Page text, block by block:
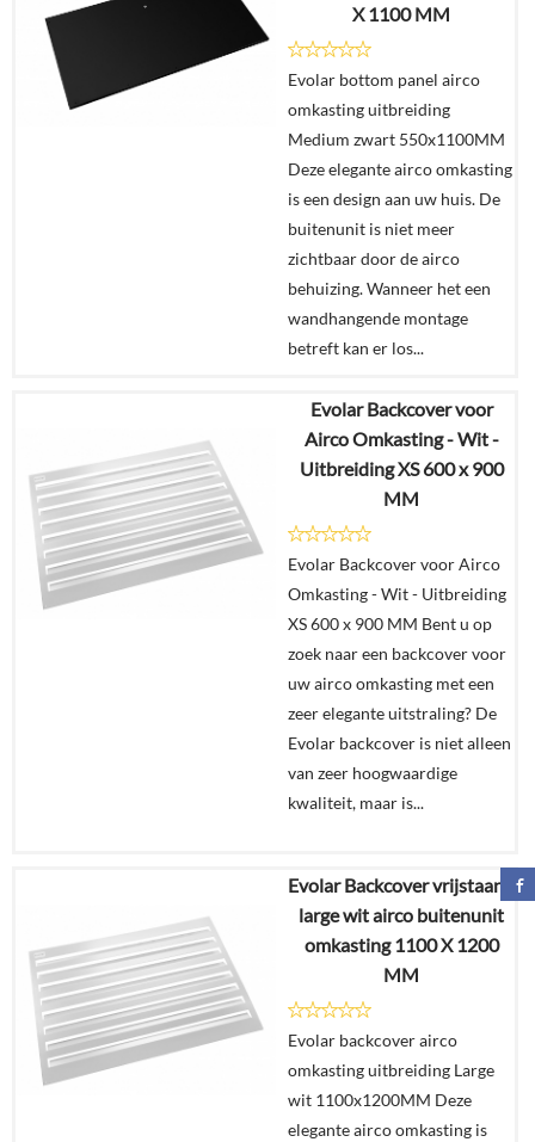
X 1100 MM
Evolar bottom panel airco
omkasting uitbreiding
Medium zwart 550x1100MM
Deze elegante airco omkasting
is een design aan uw huis. De
buitenunit is niet meer
zichtbaar door de airco
behuizing. Wanneer het een
wandhangende montage
betreft kan er los...
€195,00
winkelmand
Evolar Backcover voor
Airco Omkasting - Wit -
Uitbreiding XS 600 x 900
MM
Evolar Backcover voor Airco
Omkasting - Wit - Uitbreiding
XS 600 x 900 MM Bent u op
zoek naar een backcover voor
uw airco omkasting met een
zeer elegante uitstraling? De
Evolar backcover is niet alleen
van zeer hoogwaardige
kwaliteit, maar is...
€165,00
winkelmand
Evolar Backcover vrijstaand
large wit airco buitenunit
omkasting 1100 X 1200
MM
Evolar backcover airco
omkasting uitbreiding Large
wit 1100x1200MM Deze
elegante airco omkasting is